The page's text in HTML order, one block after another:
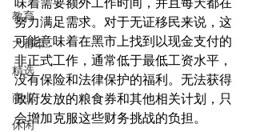
教育
大都市
精选
商业
休闲
味着需要额外工作时间，并且每天都在
努力满足需求。对于无证移民来说，这
可能意味着在黑市上找到以现金支付的
非正式工作，通常低于最低工资水平，
没有保险和法律保护的福利。无法获得
政府发放的粮食券和其他相关计划，只
会增加克服这些财务挑战的负担。